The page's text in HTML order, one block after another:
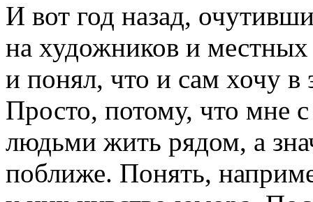
И вот год назад,
на художников и
и понял, что и сам хочу в
Просто, потому, что мне
людьми жить рядом, а
поближе. Понять,